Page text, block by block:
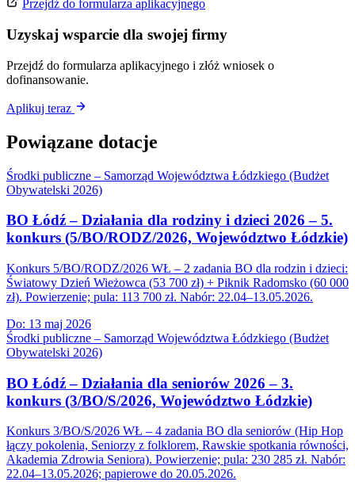
Przejdź do formularza aplikacyjnego
Uzyskaj wsparcie dla swojej firmy
Przejdź do formularza aplikacyjnego i złóż wniosek o
dofinansowanie.
Aplikuj teraz
Powiązane dotacje
Środki publiczne – Samorząd Województwa Łódzkiego (Budżet
Obywatelski 2026)
BO Łódź – Działania dla rodziny i dzieci 2026 – 5.
konkurs (5/BO/RODZ/2026, Województwo Łódzkie)
Konkurs 5/BO/RODZ/2026 WŁ – 2 zadania BO dla rodzin i dzieci:
Światowy Dzień Wieżowca (53 700 zł) + Piknik Radomsko (60 000
zł). Powierzenie; pula: 113 700 zł. Nabór: 22.04–13.05.2026.
Do: 13 maj 2026
Środki publiczne – Samorząd Województwa Łódzkiego (Budżet
Obywatelski 2026)
BO Łódź – Działania dla seniorów 2026 – 3.
konkurs (3/BO/S/2026, Województwo Łódzkie)
Konkurs 3/BO/S/2026 WŁ – 4 zadania BO dla seniorów (Hip Hop
łączy pokolenia, Seniorzy z folklorem, Rawskie spotkania równości,
Akademia Zdrowia Seniora). Powierzenie; pula: 230 285 zł. Nabór:
22.04–13.05.2026; papierowe do 20.05.2026.